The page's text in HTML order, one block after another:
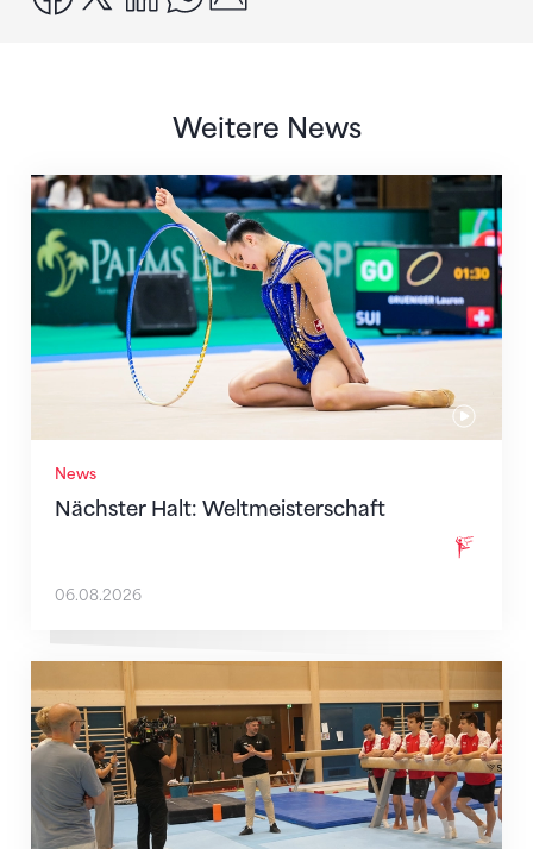
Weitere News
News
Nächster Halt: Weltmeisterschaft
Nächster Halt: Weltmeisterschaft
06.08.2026
Mit klaren Zielen nach Zagreb